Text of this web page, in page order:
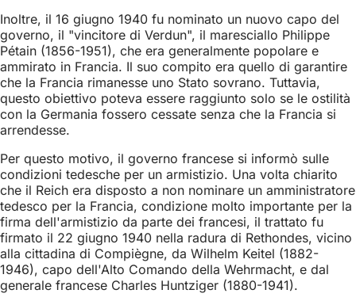
Inoltre, il 16 giugno 1940 fu nominato un nuovo capo del
governo, il "vincitore di Verdun", il maresciallo Philippe
Pétain (1856-1951), che era generalmente popolare e
ammirato in Francia. Il suo compito era quello di garantire
che la Francia rimanesse uno Stato sovrano. Tuttavia,
questo obiettivo poteva essere raggiunto solo se le ostilità
con la Germania fossero cessate senza che la Francia si
arrendesse.
Per questo motivo, il governo francese si informò sulle
condizioni tedesche per un armistizio. Una volta chiarito
che il Reich era disposto a non nominare un amministratore
tedesco per la Francia, condizione molto importante per la
firma dell'armistizio da parte dei francesi, il trattato fu
firmato il 22 giugno 1940 nella radura di Rethondes, vicino
alla cittadina di Compiègne, da Wilhelm Keitel (1882-
1946), capo dell'Alto Comando della Wehrmacht, e dal
generale francese Charles Huntziger (1880-1941).